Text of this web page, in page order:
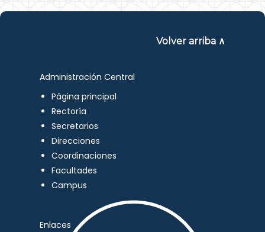
Volver arriba ∧
Administración Central
Página principal
Rectoría
Secretarios
Direcciones
Coordinaciones
Facultades
Campus
Enlaces